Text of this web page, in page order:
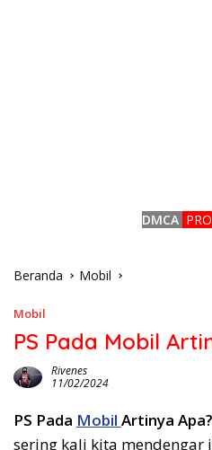
DMCA
Beranda Mobil
Mobil
PS Pada Mobil
Rivenes
11/02/2024
PS Pada Mobil Artinya Apa?
sering kali kita mendengar